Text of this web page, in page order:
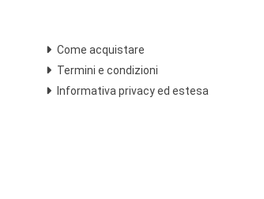
Come acquistare
Termini e condizioni
Informativa privacy ed estesa